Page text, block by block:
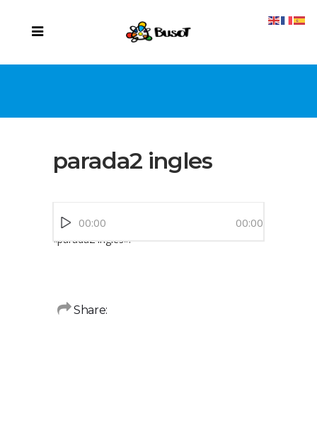
parada2 ingles
de
audio
00:00 00:00
«parada2 ingles».
Share: